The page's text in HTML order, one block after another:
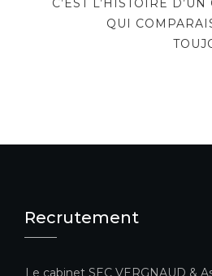
C’EST L’HISTOIRE
QUI
Recrutement
Le cabinet SEC VERGNAUD &